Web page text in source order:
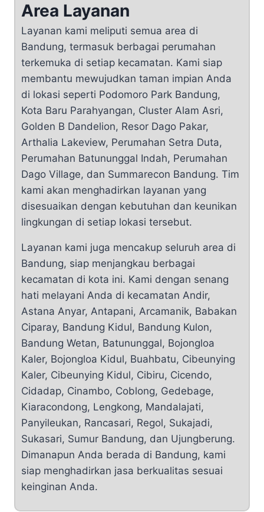
Area Layanan
Layanan kami meliputi semua area di
Bandung, termasuk berbagai perumahan
terkemuka di setiap kecamatan. Kami siap
membantu mewujudkan taman impian Anda
di lokasi seperti Podomoro Park Bandung,
Kota Baru Parahyangan, Cluster Alam Asri,
Golden B Dandelion, Resor Dago Pakar,
Arthalia Lakeview, Perumahan Setra Duta,
Perumahan Batununggal Indah, Perumahan
Dago Village, dan Summarecon Bandung. Tim
kami akan menghadirkan layanan yang
disesuaikan dengan kebutuhan dan keunikan
lingkungan di setiap lokasi tersebut.
Layanan kami juga mencakup seluruh area di
Bandung, siap menjangkau berbagai
kecamatan di kota ini. Kami dengan senang
hati melayani Anda di kecamatan Andir,
Astana Anyar, Antapani, Arcamanik, Babakan
Ciparay, Bandung Kidul, Bandung Kulon,
Bandung Wetan, Batununggal, Bojongloa
Kaler, Bojongloa Kidul, Buahbatu, Cibeunying
Kaler, Cibeunying Kidul, Cibiru, Cicendo,
Cidadap, Cinambo, Coblong, Gedebage,
Kiaracondong, Lengkong, Mandalajati,
Panyileukan, Rancasari, Regol, Sukajadi,
Sukasari, Sumur Bandung, dan Ujungberung.
Dimanapun Anda berada di Bandung, kami
siap menghadirkan jasa berkualitas sesuai
keinginan Anda.